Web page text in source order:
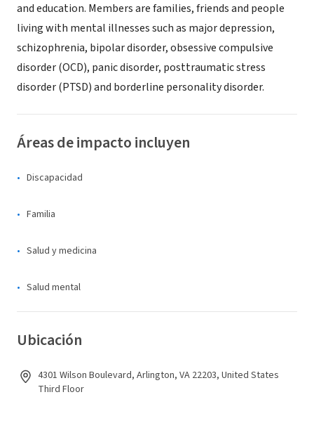
and education. Members are families, friends and people
living with mental illnesses such as major depression,
schizophrenia, bipolar disorder, obsessive compulsive
disorder (OCD), panic disorder, posttraumatic stress
disorder (PTSD) and borderline personality disorder.
Áreas de impacto incluyen
Discapacidad
Familia
Salud y medicina
Salud mental
Ubicación
4301 Wilson Boulevard, Arlington, VA 22203, United States
Third Floor